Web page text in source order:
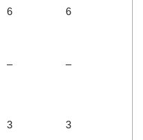
6 6
– –
3 3